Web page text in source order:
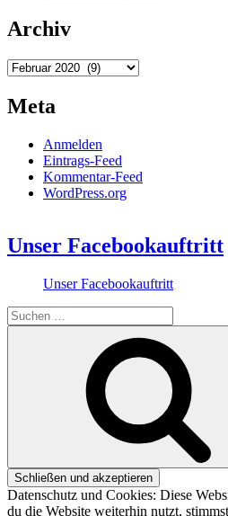
Archiv
Archiv
Meta
Anmelden
Eintrags-Feed
Kommentar-Feed
WordPress.org
Unser Facebookauftritt
Unser Facebookauftritt
Suchen
nach:
Datenschutz und Cookies: Diese
du die Website weiterhin nutzt,